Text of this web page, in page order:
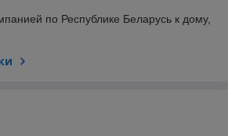
по Республике Беларусь к дому,